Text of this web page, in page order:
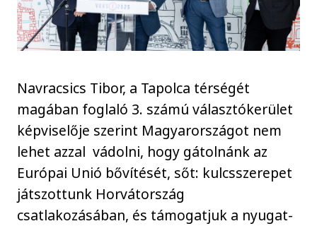
Navracsics Tibor, a Tapolca térségét
magában foglaló 3. számú választókerület
képviselője szerint Magyarországot nem
lehet azzal vádolni, hogy gátolnánk az
Európai Unió bővítését, sőt: kulcsszerepet
játszottunk Horvátország
csatlakozásában, és támogatjuk a nyugat-